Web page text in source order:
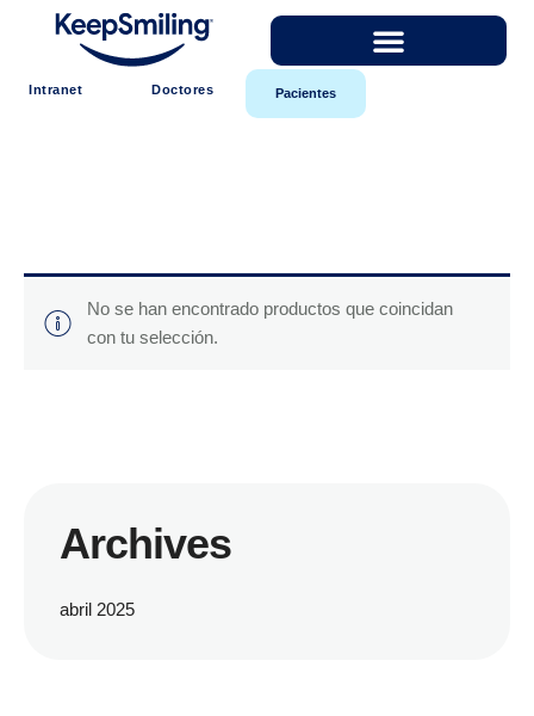
Intranet Doctores Pacientes
No se han encontrado productos que coincidan
con tu selección.
Archives
abril 2025